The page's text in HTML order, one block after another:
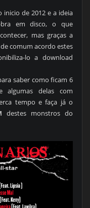
de 2012 e a ideia
em disco, o que
mas graças a
comum acordo estes
lo a download
saber como ficam 6
algumas delas com
tempo e faça já o
destes monstros do